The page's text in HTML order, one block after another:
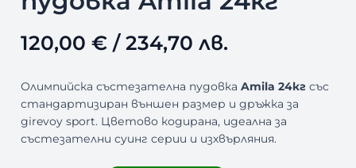
120,00 €/ 234,70 лв.
Олимпийска състезателна пудовка Amila 24кг със
стандартизиран външен размер и дръжка за
girevoy sport. Цветово кодирана, идеална за
състезателни суинг серии и изхвърляния.